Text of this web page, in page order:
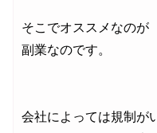
そこでオススメなのが
副業なのです。
会社によっては規制が